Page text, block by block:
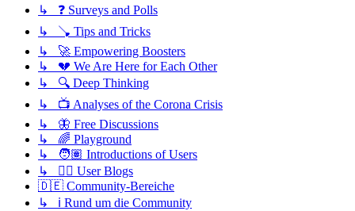
↳ ❓ Surveys and Polls
↳ 🪠 Tips and Tricks
↳ 🚀 Empowering Boosters
↳ 💔 We Are Here for Each Other
↳ 🔍 Deep Thinking
↳ 📺 Analyses of the Corona Crisis
↳ 🦋 Free Discussions
↳ 🌈 Playground
↳ 🧑🏽 Introductions of Users
↳ ✍🏽 User Blogs
🇩🇪 Community-Bereiche
↳ ℹ️ Rund um die Community